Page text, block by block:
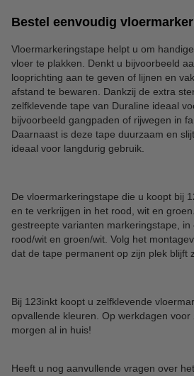
Bestel eenvoudig
Vloermarkeringstape helpt u om
vloer te plakken. Denkt u bijvoorbeeld
looprichting aan te geven of lijnen en
afstand te bewaren. Dankzij de extra
zelfklevende tape van Duraline ideaal
bijvoorbeeld gangpaden of rijwegen in
Daarnaast is deze tape duurzaam en
ideaal voor langdurig gebruik.
De vloermarkeringstape die u koopt bij
en te verkrijgen in het rood, wit en
gestreepte varianten markeringstape, in
rood/wit en groen/wit. Volg het
dat de tape permanent op zijn plek blijft
Bij 123inkt koopt u zelfklevende
opvallende kleuren. Op werkdagen
morgen al in huis!
Heeft u nog aanvullende vragen over